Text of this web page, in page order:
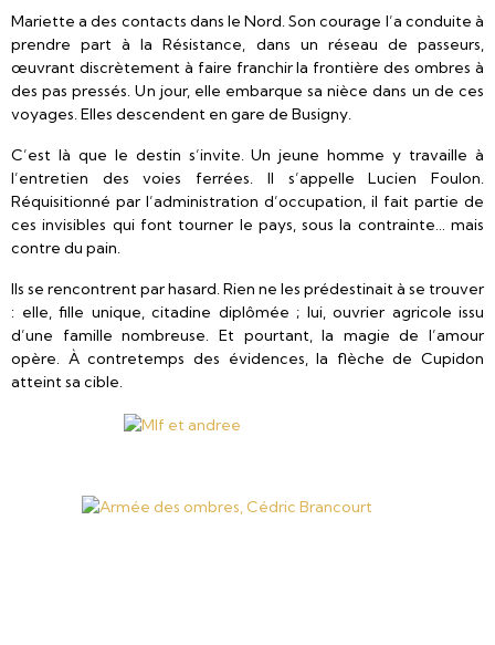
Mariette a des contacts dans le Nord. Son courage l’a conduite à
prendre part à la Résistance, dans un réseau de passeurs,
œuvrant discrètement à faire franchir la frontière des ombres à
des pas pressés. Un jour, elle embarque sa nièce dans un de ces
voyages. Elles descendent en gare de Busigny.
C’est là que le destin s’invite. Un jeune homme y travaille à
l’entretien des voies ferrées. Il s’appelle Lucien Foulon.
Réquisitionné par l’administration d’occupation, il fait partie de
ces invisibles qui font tourner le pays, sous la contrainte… mais
contre du pain.
Ils se rencontrent par hasard. Rien ne les prédestinait à se trouver
: elle, fille unique, citadine diplômée ; lui, ouvrier agricole issu
d’une famille nombreuse. Et pourtant, la magie de l’amour
opère. À contretemps des évidences, la flèche de Cupidon
atteint sa cible.